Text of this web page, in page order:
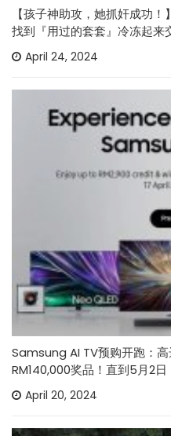
【孩子神助攻，她抓奸成功
找到『用过的套套』冷冻起来
April 24, 2024
Samsung AI TV预购开跑：
RM140,000奖品！直到5月2日
April 20, 2024